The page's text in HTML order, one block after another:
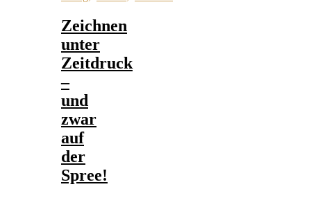
Zeichnen
unter
Zeitdruck
–
und
zwar
auf
der
Spree!